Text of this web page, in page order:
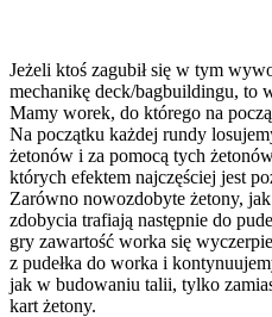
Jeżeli ktoś zagubił się w tym
mechanikę deck/bagbuildingu, to
Mamy worek, do którego na
Na początku każdej rundy
żetonów i za pomocą tych
których efektem najczęściej jest
Zarówno nowozdobyte żetony,
zdobycia trafiają następnie do
gry zawartość worka się
z pudełka do worka i
jak w budowaniu talii, tylko
kart żetony.